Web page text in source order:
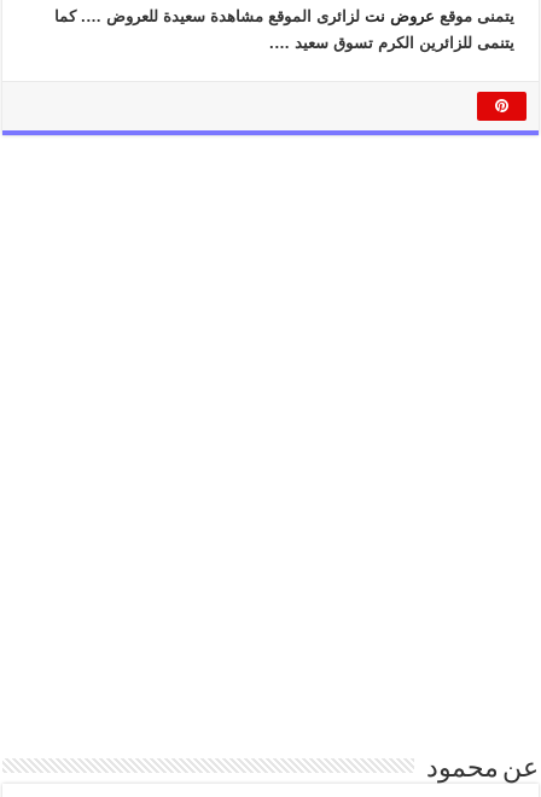
يتمنى موقع عروض نتلزائرى الموقع مشاهدة سعيدة للعروض …. كما
يتنمى للزائرين الكرم تسوق سعيد ….
عن محمود